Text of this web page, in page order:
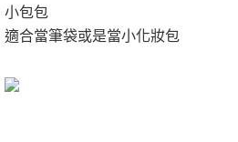
小包包
適合當筆袋或是當小化妝包